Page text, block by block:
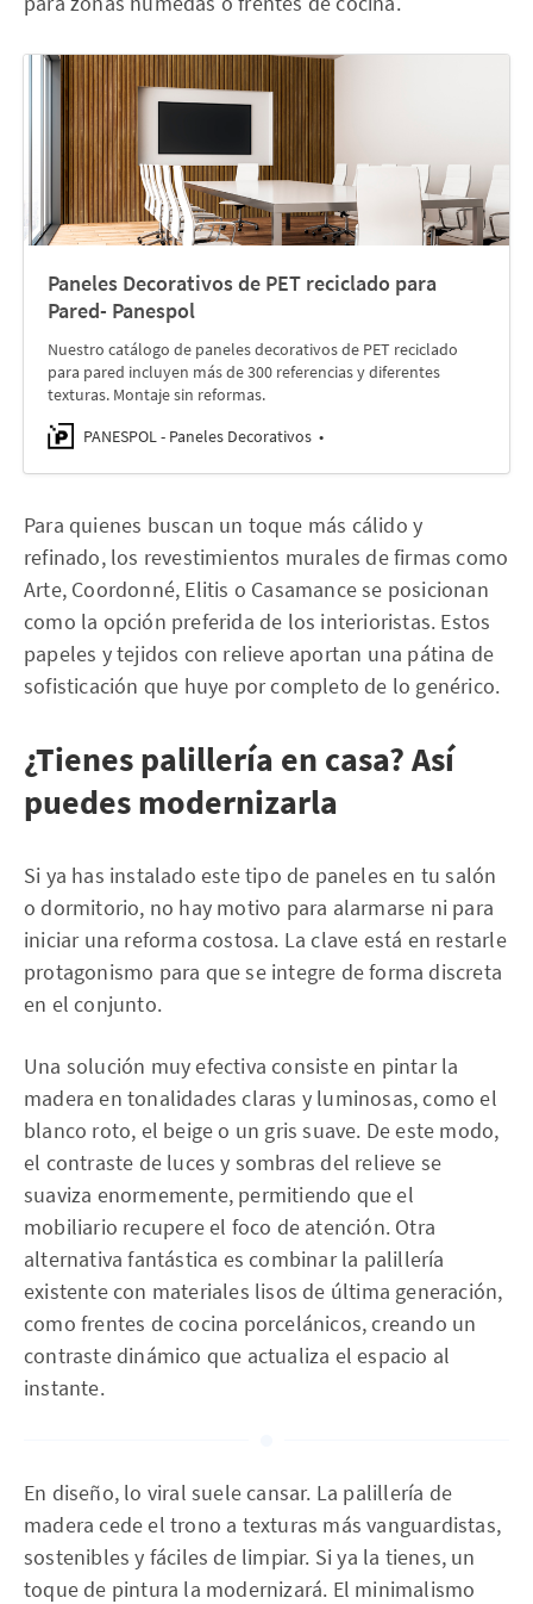
Paneles Decorativos de PET reciclado para
Pared- Panespol
Nuestro catálogo de paneles decorativos de PET reciclado
para pared incluyen más de 300 referencias y diferentes
texturas. Montaje sin reformas.
PANESPOL - Paneles Decorativos
Para quienes buscan un toque más cálido y
refinado, los revestimientos murales de firmas como
Arte, Coordonné, Elitis o Casamance se posicionan
como la opción preferida de los interioristas. Estos
papeles y tejidos con relieve aportan una pátina de
sofisticación que huye por completo de lo genérico.
¿Tienes palillería en casa? Así
puedes modernizarla
Si ya has instalado este tipo de paneles en tu salón
o dormitorio, no hay motivo para alarmarse ni para
iniciar una reforma costosa. La clave está en restarle
protagonismo para que se integre de forma discreta
en el conjunto.
Una solución muy efectiva consiste en pintar la
madera en tonalidades claras y luminosas, como el
blanco roto, el beige o un gris suave. De este modo,
el contraste de luces y sombras del relieve se
suaviza enormemente, permitiendo que el
mobiliario recupere el foco de atención. Otra
alternativa fantástica es combinar la palillería
existente con materiales lisos de última generación,
como frentes de cocina porcelánicos, creando un
contraste dinámico que actualiza el espacio al
instante.
En diseño, lo viral suele cansar. La palillería de
madera cede el trono a texturas más vanguardistas,
sostenibles y fáciles de limpiar. Si ya la tienes, un
toque de pintura la modernizará. El minimalismo